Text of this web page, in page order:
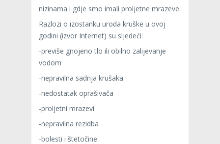
nizinama i gdje smo imali proljetne mrazeve.
Razlozi o izostanku uroda kruške u ovoj
godini (izvor Internet) su sljedeći:
-previše gnojeno tlo ili obilno zalijevanje
vodom
-nepravilna sadnja krušaka
-nedostatak oprašivača
-proljetni mrazevi
-nepravilna rezidba
-bolesti i štetočine